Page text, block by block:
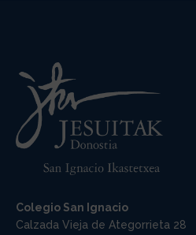
Colegio San Ignacio
Calzada Vieja de Ategorrieta 28